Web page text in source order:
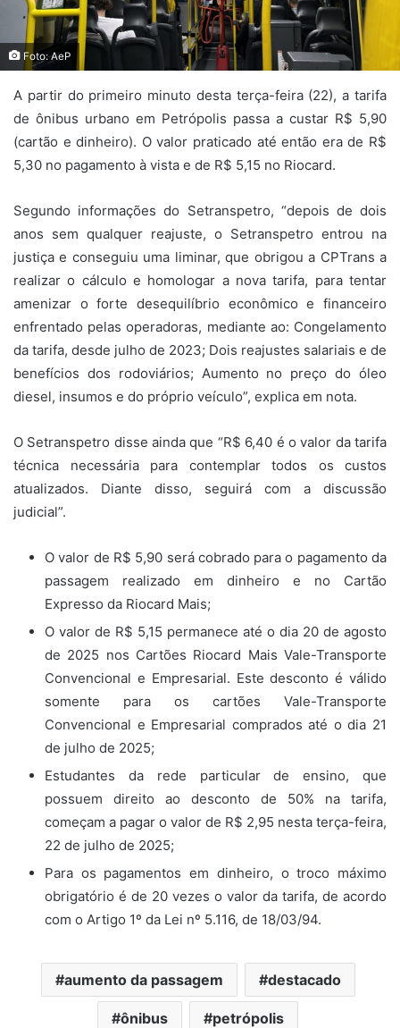
Foto: AeP
A partir do primeiro minuto desta terça-feira (22), a tarifa
de ônibus urbano em Petrópolis passa a custar R$ 5,90
(cartão e dinheiro). O valor praticado até então era de R$
5,30 no pagamento à vista e de R$ 5,15 no Riocard.
Segundo informações do Setranspetro, “depois de dois
anos sem qualquer reajuste, o Setranspetro entrou na
justiça e conseguiu uma liminar, que obrigou a CPTrans a
realizar o cálculo e homologar a nova tarifa, para tentar
amenizar o forte desequilíbrio econômico e financeiro
enfrentado pelas operadoras, mediante ao: Congelamento
da tarifa, desde julho de 2023; Dois reajustes salariais e de
benefícios dos rodoviários; Aumento no preço do óleo
diesel, insumos e do próprio veículo”, explica em nota.
O Setranspetro disse ainda que “R$ 6,40 é o valor da tarifa
técnica necessária para contemplar todos os custos
atualizados. Diante disso, seguirá com a discussão
judicial”.
O valor de R$ 5,90 será cobrado para o pagamento da
passagem realizado em dinheiro e no Cartão
Expresso da Riocard Mais;
O valor de R$ 5,15 permanece até o dia 20 de agosto
de 2025 nos Cartões Riocard Mais Vale-Transporte
Convencional e Empresarial. Este desconto é válido
somente para os cartões Vale-Transporte
Convencional e Empresarial comprados até o dia 21
de julho de 2025;
Estudantes da rede particular de ensino, que
possuem direito ao desconto de 50% na tarifa,
começam a pagar o valor de R$ 2,95 nesta terça-feira,
22 de julho de 2025;
Para os pagamentos em dinheiro, o troco máximo
obrigatório é de 20 vezes o valor da tarifa, de acordo
com o Artigo 1º da Lei nº 5.116, de 18/03/94.
aumento da passagem destacado
ônibus petrópolis